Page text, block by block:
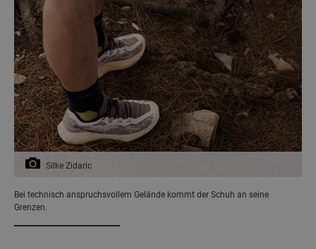
Silke Zidaric
Bei technisch anspruchsvollem Gelände kommt der Schuh an seine
Grenzen.